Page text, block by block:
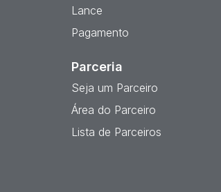
Lance
Pagamento
Parceria
Seja um Parceiro
Área do Parceiro
Lista de Parceiros